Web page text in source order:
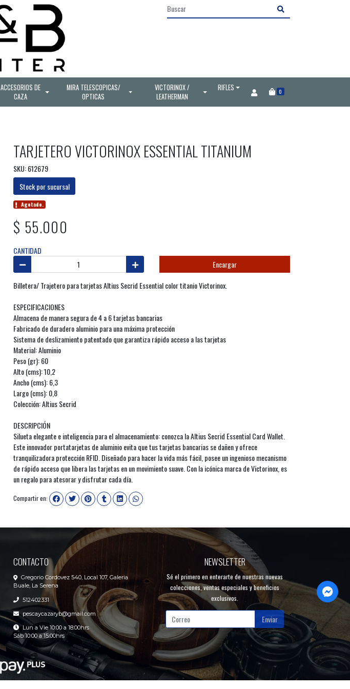
ACCESORIOS DE
CAZA
MIRA TELESCOPICAS/
OPTICAS
VICTORINOX /
LEATHERMAN
RIFLES 0
TARJETERO VICTORINOX ESSENTIAL TITANIUM
SKU: 612679
Stock por sucursal
Agotado.
$ 55.000
CANTIDAD
Encargar
Billetera/ Trajetero para tarjetas Altius Secrid Essential color titanio Victorinox.
ESPECIFICACIONES
Almacena de manera segura de 4 a 6 tarjetas bancarias
Fabricado de duradero aluminio para una máxima protección
Sistema de deslizamiento patentado que garantiza rápido acceso a las tarjetas
Material: Aluminio
Peso (gr): 60
Alto (cms): 10,2
Ancho (cms): 6,3
Largo (cms): 0,8
Colección: Altius Secrid
DESCRIPCIÓN
Silueta elegante e inteligencia para el almacenamiento: conozca la Altius Secrid Essential Card Wallet.
Este innovador portatarjetas de aluminio evita que tus tarjetas bancarias se dañen y ofrece
tranquilizadora protección RFID. Diseñado para hacer la vida más fácil, posee un ingenioso mecanismo
de rápido acceso que libera las tarjetas en un movimiento suave. Con la icónica marca de Victorinox, es
un regalo para atesorar y disfrutar cada día.
Compartir en:
CONTACTO
Gregorio Cordovez 540, Local 107, Galeria
Buale, La Serena
512402331
pescaycazaryb@gmail.com
Lun a Vie 10:00 a 18:00hrs
Sáb 10:00 a 15:00hrs
NEWSLETTER
Sé el primero en enterarte de nuestras nuevas
colecciones, ventas especiales y beneficios
exclusivos.
Enviar